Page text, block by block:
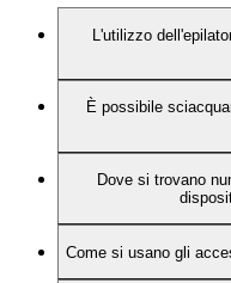
L'utilizzo
È possibile
Dove si trovano
Come si usano gli